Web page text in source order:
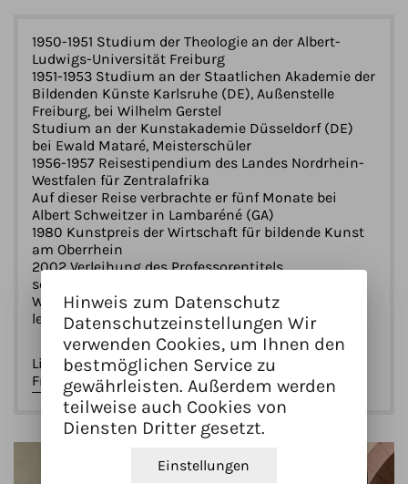
BEITRÄGE
ÜBER UNS
1950-1951 Studium der Theologie an der Albert-
Ludwigs-Universität Freiburg
1951-1953 Studium an der Staatlichen Akademie der
Bildenden Künste Karlsruhe (DE), Außenstelle
Freiburg, bei Wilhelm Gerstel
Studium an der Kunstakademie Düsseldorf (DE)
bei Ewald Mataré, Meisterschüler
1956-1957 Reisestipendium des Landes Nordrhein-
Westfalen für Zentralafrika
Auf dieser Reise verbrachte er fünf Monate bei
Albert Schweitzer in Lambaréné (GA)
1980 Kunstpreis der Wirtschaft für bildende Kunst
am Oberrhein
2002 Verleihung des Professorentitels
seit 2003 Mitglied im Künstlerbund Baden-
Württemberg e.V.
lebt und arbeitet in Münstertal-Stohren (DE)
Links
Franz Gutmann auf Wikipedia
Hinweis zum Datenschutz
Datenschutzeinstellungen Wir
verwenden Cookies, um Ihnen den
bestmöglichen Service zu
gewährleisten. Außerdem werden
teilweise auch Cookies von
Diensten Dritter gesetzt.
Einstellungen